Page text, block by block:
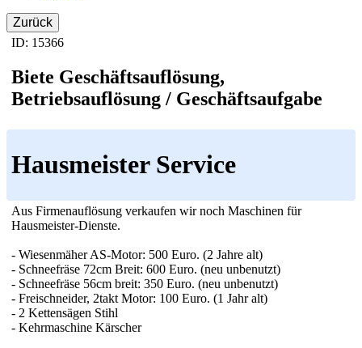
Zurück
ID: 15366
Biete Geschäftsauflösung,
Betriebsauflösung / Geschäftsaufgabe
Hausmeister Service
Aus Firmenauflösung verkaufen wir noch Maschinen für
Hausmeister-Dienste.
- Wiesenmäher AS-Motor: 500 Euro. (2 Jahre alt)
- Schneefräse 72cm Breit: 600 Euro. (neu unbenutzt)
- Schneefräse 56cm breit: 350 Euro. (neu unbenutzt)
- Freischneider, 2takt Motor: 100 Euro. (1 Jahr alt)
- 2 Kettensägen Stihl
- Kehrmaschine Kärscher